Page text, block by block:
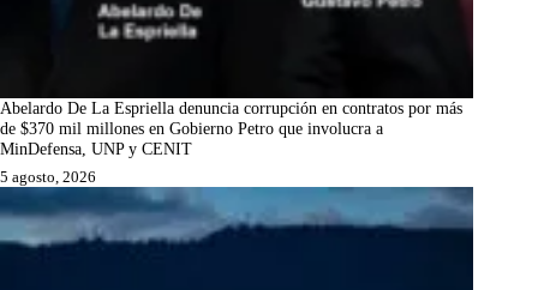
Abelardo De La Espriella denuncia corrupción en contratos por más
de $370 mil millones en Gobierno Petro que involucra a
MinDefensa, UNP y CENIT
5 agosto, 2026